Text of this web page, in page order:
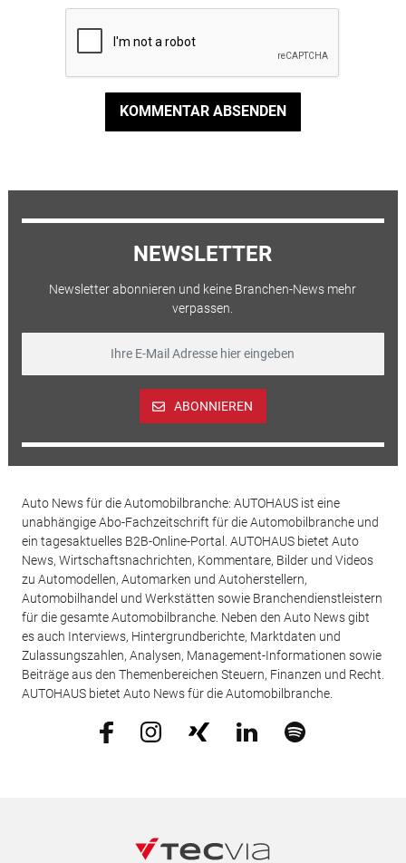
KOMMENTAR ABSENDEN
NEWSLETTER
Newsletter abonnieren und keine Branchen-News mehr
verpassen.
ABONNIEREN
Auto News für die Automobilbranche: AUTOHAUS ist eine
unabhängige Abo-Fachzeitschrift für die Automobilbranche und
ein tagesaktuelles B2B-Online-Portal. AUTOHAUS bietet Auto
News, Wirtschaftsnachrichten, Kommentare, Bilder und Videos
zu Automodellen, Automarken und Autoherstellern,
Automobilhandel und Werkstätten sowie Branchendienstleistern
für die gesamte Automobilbranche. Neben den Auto News gibt
es auch Interviews, Hintergrundberichte, Marktdaten und
Zulassungszahlen, Analysen, Management-Informationen sowie
Beiträge aus den Themenbereichen Steuern, Finanzen und Recht.
AUTOHAUS bietet Auto News für die Automobilbranche.